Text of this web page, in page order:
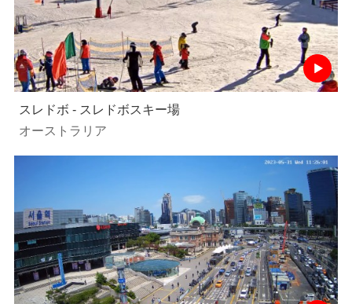
スレドボ - スレドボスキー場
オーストラリア